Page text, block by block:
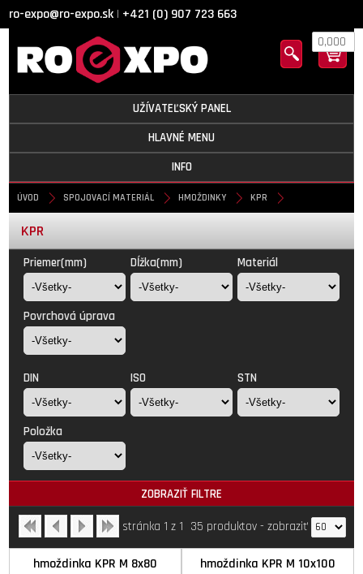
ro-expo@ro-expo.sk | +421 (0) 907 723 663
0,000
UŽÍVATEĽSKÝ PANEL
HLAVNÉ MENU
INFO
ÚVOD SPOJOVACÍ MATERIÁL HMOŽDINKY KPR
KPR
Priemer(mm) Dĺžka(mm) Materiál
Povrchová úprava
DIN ISO STN
Položka
ZOBRAZIŤ FILTRE
stránka 1 z 1 35 produktov- zobraziť
hmoždinka KPR M 8x80 hmoždinka KPR M 10x100